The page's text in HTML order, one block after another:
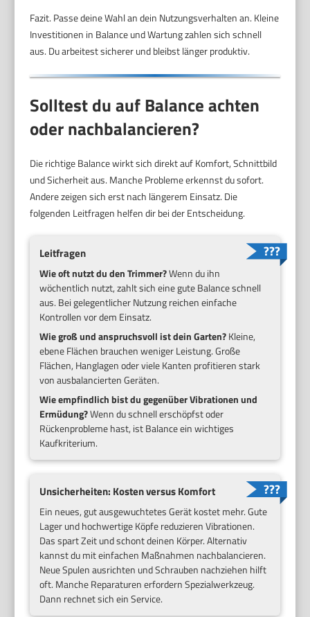
Fazit. Passe deine Wahl an dein Nutzungsverhalten an. Kleine
Investitionen in Balance und Wartung zahlen sich schnell
aus. Du arbeitest sicherer und bleibst länger produktiv.
Solltest du auf Balance achten
oder nachbalancieren?
Die richtige Balance wirkt sich direkt auf Komfort, Schnittbild
und Sicherheit aus. Manche Probleme erkennst du sofort.
Andere zeigen sich erst nach längerem Einsatz. Die
folgenden Leitfragen helfen dir bei der Entscheidung.
Leitfragen
Wie oft nutzt du den Trimmer?Wenn du ihn
wöchentlich nutzt, zahlt sich eine gute Balance schnell
aus. Bei gelegentlicher Nutzung reichen einfache
Kontrollen vor dem Einsatz.
Wie groß und anspruchsvoll ist dein Garten?Kleine,
ebene Flächen brauchen weniger Leistung. Große
Flächen, Hanglagen oder viele Kanten profitieren stark
von ausbalancierten Geräten.
Wie empfindlich bist du gegenüber Vibrationen und
Ermüdung?Wenn du schnell erschöpfst oder
Rückenprobleme hast, ist Balance ein wichtiges
Kaufkriterium.
Unsicherheiten: Kosten versus Komfort
Ein neues, gut ausgewuchtetes Gerät kostet mehr. Gute
Lager und hochwertige Köpfe reduzieren Vibrationen.
Das spart Zeit und schont deinen Körper. Alternativ
kannst du mit einfachen Maßnahmen nachbalancieren.
Neue Spulen ausrichten und Schrauben nachziehen hilft
oft. Manche Reparaturen erfordern Spezialwerkzeug.
Dann rechnet sich ein Service.